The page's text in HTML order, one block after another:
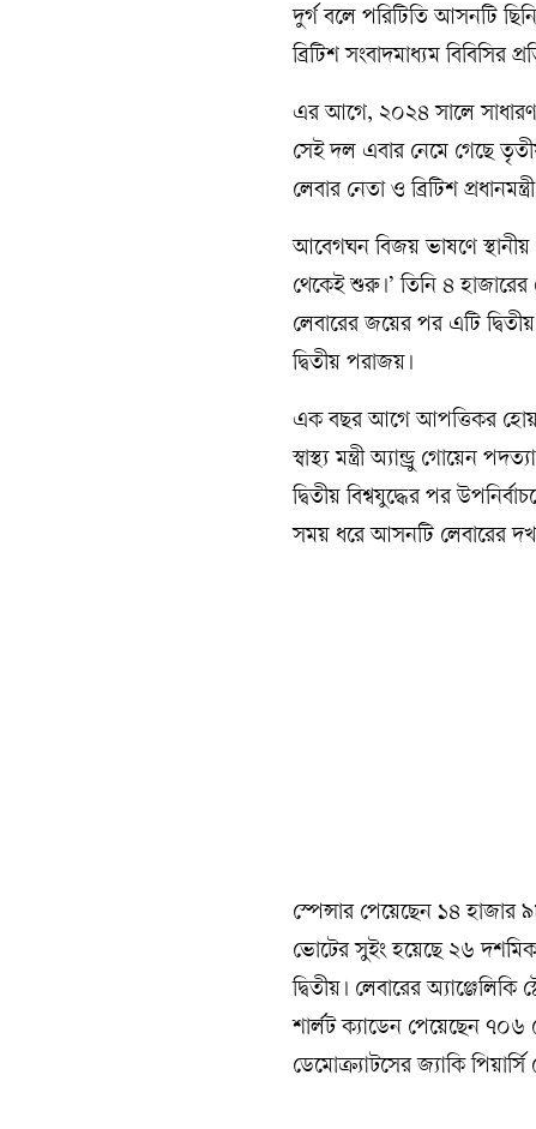
দুর্গ বলে পরিটিতি আসনটি
ব্রিটিশ সংবাদমাধ্যম বিবিসির
এর আগে, ২০২৪ সালে সাধারণ
সেই দল এবার নেমে গেছে
লেবার নেতা ও ব্রিটিশ
আবেগঘন বিজয় ভাষণে স্থানীয়
থেকেই শুরু।’ তিনি ৪
লেবারের জয়ের পর এটি
দ্বিতীয় পরাজয়।
এক বছর আগে আপত্তিকর
স্বাস্থ্য মন্ত্রী অ্যান্ড্রু গোয়েন
দ্বিতীয় বিশ্বযুদ্ধের পর
সময় ধরে আসনটি লেবারের
স্পেন্সার পেয়েছেন ১৪ হাজার
ভোটের সুইং হয়েছে ২৬
দ্বিতীয়। লেবারের
শার্লট ক্যাডেন পেয়েছেন
ডেমোক্র্যাটসের জ্যাকি